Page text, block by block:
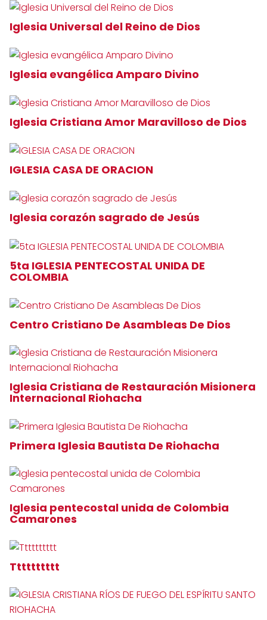
Iglesia Universal del Reino de Dios
Iglesia evangélica Amparo Divino
Iglesia Cristiana Amor Maravilloso de Dios
IGLESIA CASA DE ORACION
Iglesia corazón sagrado de Jesús
5ta IGLESIA PENTECOSTAL UNIDA DE
COLOMBIA
Centro Cristiano De Asambleas De Dios
Iglesia Cristiana de Restauración Misionera
Internacional Riohacha
Primera Iglesia Bautista De Riohacha
Iglesia pentecostal unida de Colombia
Camarones
Tttttttttt